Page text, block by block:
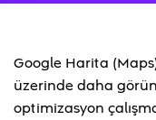
Google Harita
üzerinde daha
optimizasyon